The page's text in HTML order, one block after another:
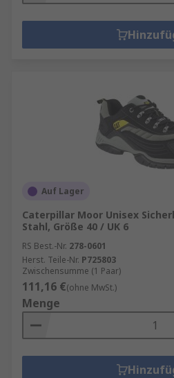
Auf Lager
Caterpillar Moor Unisex
Stahl, Größe 40 / UK 6
RS Best.-Nr. 278-0601
Herst. Teile-Nr. P725803
Zwischensumme (1 Paar)
111,16 €(ohne MwSt.)
Menge